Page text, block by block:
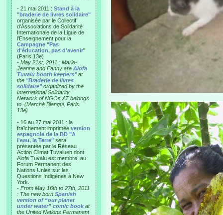
- 21 mai 2011 : Stand à la
"braderie de livres solidaire"
organisée par le Collectif
d'Associations de Solidarité
Internationale de la Ligue de
l'Enseignement pour la
Campagne "Pas
d'éducation, pas d'avenir"
(Paris 13e)
- May 21st, 2011 : Marie-
Jeanne and Fanny are Alofa
Tuvalu booth keepers"at
the "Braderie de livres
solidaire"organized by the
International Solidarity
Network of NGOs AT belongs
to. (Marché Blanqui, Paris
13e)
- 16 au 27 mai 2011 : la
fraîchement imprimée version
espagnole de la BD "A
l'eau, la Terre" sera
présentée par le Réseau
Action Climat Tuvaluen dont
Alofa Tuvalu est membre, au
Forum Permanent des
Nations Unies sur les
Questions Indigènes à New
York.
- From May 16th to 27th, 2011
: The new born Spanish
version of “our planet
under water” comic book at
the United Nations Permanent